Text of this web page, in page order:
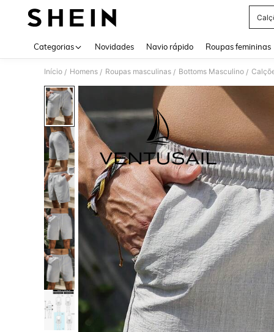
Categorias Novidades Navio rápido Roupas femininas
Início / Homens / Roupas masculinas / Bottoms Masculino /